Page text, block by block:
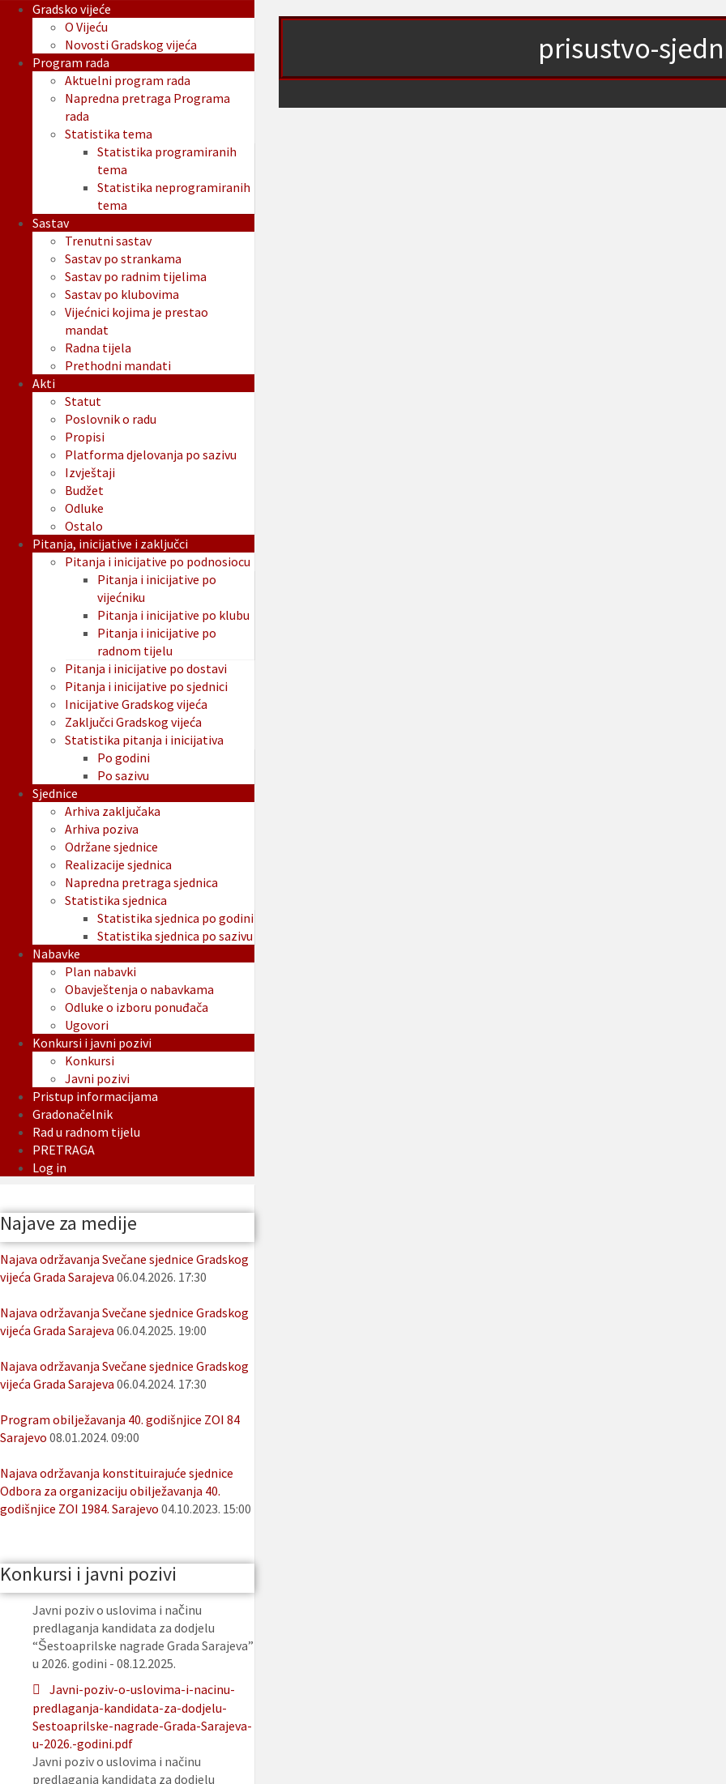
prisustvo-
Gradsko vijeće
O Vijeću
Novosti Gradskog vijeća
Program rada
Aktuelni program rada
Napredna pretraga Programa
rada
Statistika tema
Statistika programiranih
tema
Statistika neprogramiranih
tema
Sastav
Trenutni sastav
Sastav po strankama
Sastav po radnim tijelima
Sastav po klubovima
Vijećnici kojima je prestao
mandat
Radna tijela
Prethodni mandati
Akti
Statut
Poslovnik o radu
Propisi
Platforma djelovanja po sazivu
Izvještaji
Budžet
Odluke
Ostalo
Pitanja, inicijative i zaključci
Pitanja i inicijative po podnosiocu
Pitanja i inicijative po
vijećniku
Pitanja i inicijative po klubu
Pitanja i inicijative po
radnom tijelu
Pitanja i inicijative po dostavi
Pitanja i inicijative po sjednici
Inicijative Gradskog vijeća
Zaključci Gradskog vijeća
Statistika pitanja i inicijativa
Po godini
Po sazivu
Sjednice
Arhiva zaključaka
Arhiva poziva
Održane sjednice
Realizacije sjednica
Napredna pretraga sjednica
Statistika sjednica
Statistika sjednica po godini
Statistika sjednica po sazivu
Nabavke
Plan nabavki
Obavještenja o nabavkama
Odluke o izboru ponuđača
Ugovori
Konkursi i javni pozivi
Konkursi
Javni pozivi
Pristup informacijama
Gradonačelnik
Rad u radnom tijelu
PRETRAGA
Log in
Najave za medije
Najava održavanja Svečane sjednice Gradskog
vijeća Grada Sarajeva 06.04.2026. 17:30
Najava održavanja Svečane sjednice Gradskog
vijeća Grada Sarajeva 06.04.2025. 19:00
Najava održavanja Svečane sjednice Gradskog
vijeća Grada Sarajeva 06.04.2024. 17:30
Program obilježavanja 40. godišnjice ZOI 84
Sarajevo 08.01.2024. 09:00
Najava održavanja konstituirajuće sjednice
Odbora za organizaciju obilježavanja 40.
godišnjice ZOI 1984. Sarajevo 04.10.2023. 15:00
Konkursi i javni pozivi
Javni poziv o uslovima i načinu
predlaganja kandidata za dodjelu
“Šestoaprilske nagrade Grada Sarajeva”
u 2026. godini - 08.12.2025.
Javni-poziv-o-uslovima-i-nacinu-
predlaganja-kandidata-za-dodjelu-
Sestoaprilske-nagrade-Grada-Sarajeva-
u-2026.-godini.pdf
Javni poziv o uslovima i načinu
predlaganja kandidata za dodjelu